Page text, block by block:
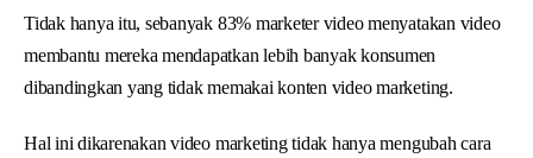
Tidak hanya itu, sebanyak 83% marketer video menyatakan video
membantu mereka mendapatkan lebih banyak konsumen
dibandingkan yang tidak memakai konten video marketing.
Hal ini dikarenakan video marketing tidak hanya mengubah cara